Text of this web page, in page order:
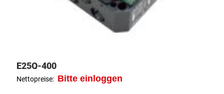
E25Q-400
Nettopreise: Bitte einloggen